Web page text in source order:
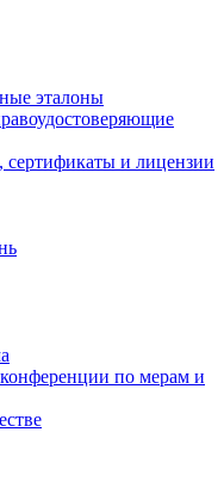
эталоны
сертификаты и лицензии
по мерам и